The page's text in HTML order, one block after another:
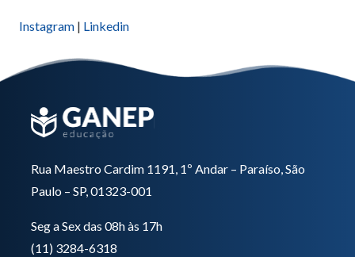
Instagram | Linkedin
Rua Maestro Cardim 1191, 1º Andar – Paraíso, São
Paulo – SP, 01323-001
Seg a Sex das 08h às 17h
(11) 3284-6318